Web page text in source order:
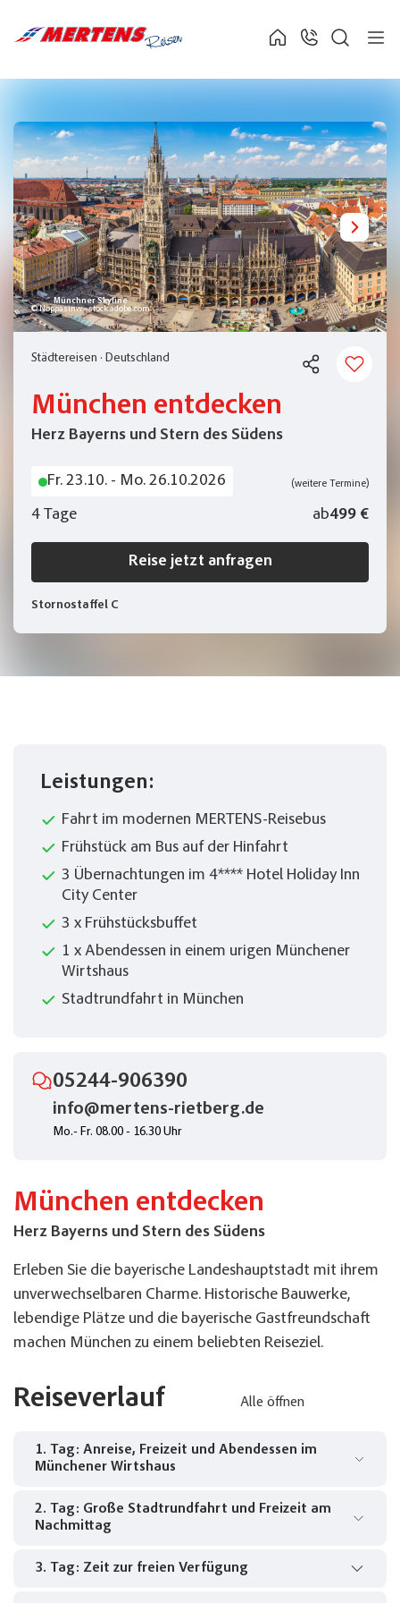
Münchner Skyline
© Noppasinw - stock.adobe.com
Städtereisen · Deutschland
München entdecken
Herz Bayerns und Stern des Südens
Fr. 23.10. - Mo. 26.10.2026 (weitere Termine)
4 Tage ab499 €
Reise jetzt anfragen
Stornostaffel C
München entdecken
Herz Bayerns und Stern des Südens
Erleben Sie die bayerische Landeshauptstadt mit ihrem
unverwechselbaren Charme. Historische Bauwerke,
lebendige Plätze und die bayerische Gastfreundschaft
machen München zu einem beliebten Reiseziel.
Reiseverlauf Alle öffnen
1. Tag: Anreise, Freizeit und Abendessen im
Münchener Wirtshaus
Heute beginnt Ihre Reise in Richtung Süden in die
dem Bezug Ihrer Zimmer steht Ihnen der
2. Tag: Große Stadtrundfahrt und Freizeit am
Nachmittag
Nach dem Frühstück erwartet Sie bereits Ihr
3. Tag: Zeit zur freien Verfügung
Leistungen:
Fahrt im modernen MERTENS-Reisebus
Frühstück am Bus auf der Hinfahrt
3 Übernachtungen im 4**** Hotel Holiday Inn
City Center
3 x Frühstücksbuffet
1 x Abendessen in einem urigen Münchener
Wirtshaus
Stadtrundfahrt in München
05244-906390
info@mertens-rietberg.de
Mo.- Fr. 08.00 - 16.30 Uhr